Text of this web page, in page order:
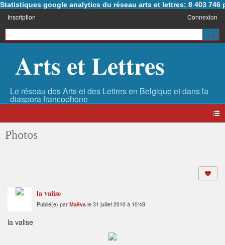
Statistiques google analytics du réseau arts et lettres: 8 403 746
Inscription Connexion
Arts et Lettres
Photos
la valise
Publié(e) par Maëva le 31 juillet 2010 à 10:48
la valise